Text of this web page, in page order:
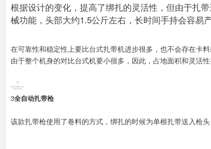
根据设计的变化，提高了绑扎的灵活性，但由于扎
械功能，头部大约1.5公斤左右，长时间手持会容易产
在可靠性和稳定性上要比台式扎带机进步很多，也不会存在卡
由于整个机身的对比台式机要小很多，因此，占地面积和灵活性
3全自动扎带枪
该款扎带枪使用了卷料的方式，绑扎的时候为单根扎带送入枪